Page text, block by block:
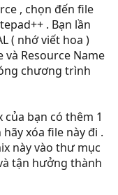
, chọn đến file
. Bạn lần
( nhớ viết hoa )
và Resource Name
chương trình
bạn có thêm 1
xóa file này đi .
này vào thư mục
tận hưởng thành